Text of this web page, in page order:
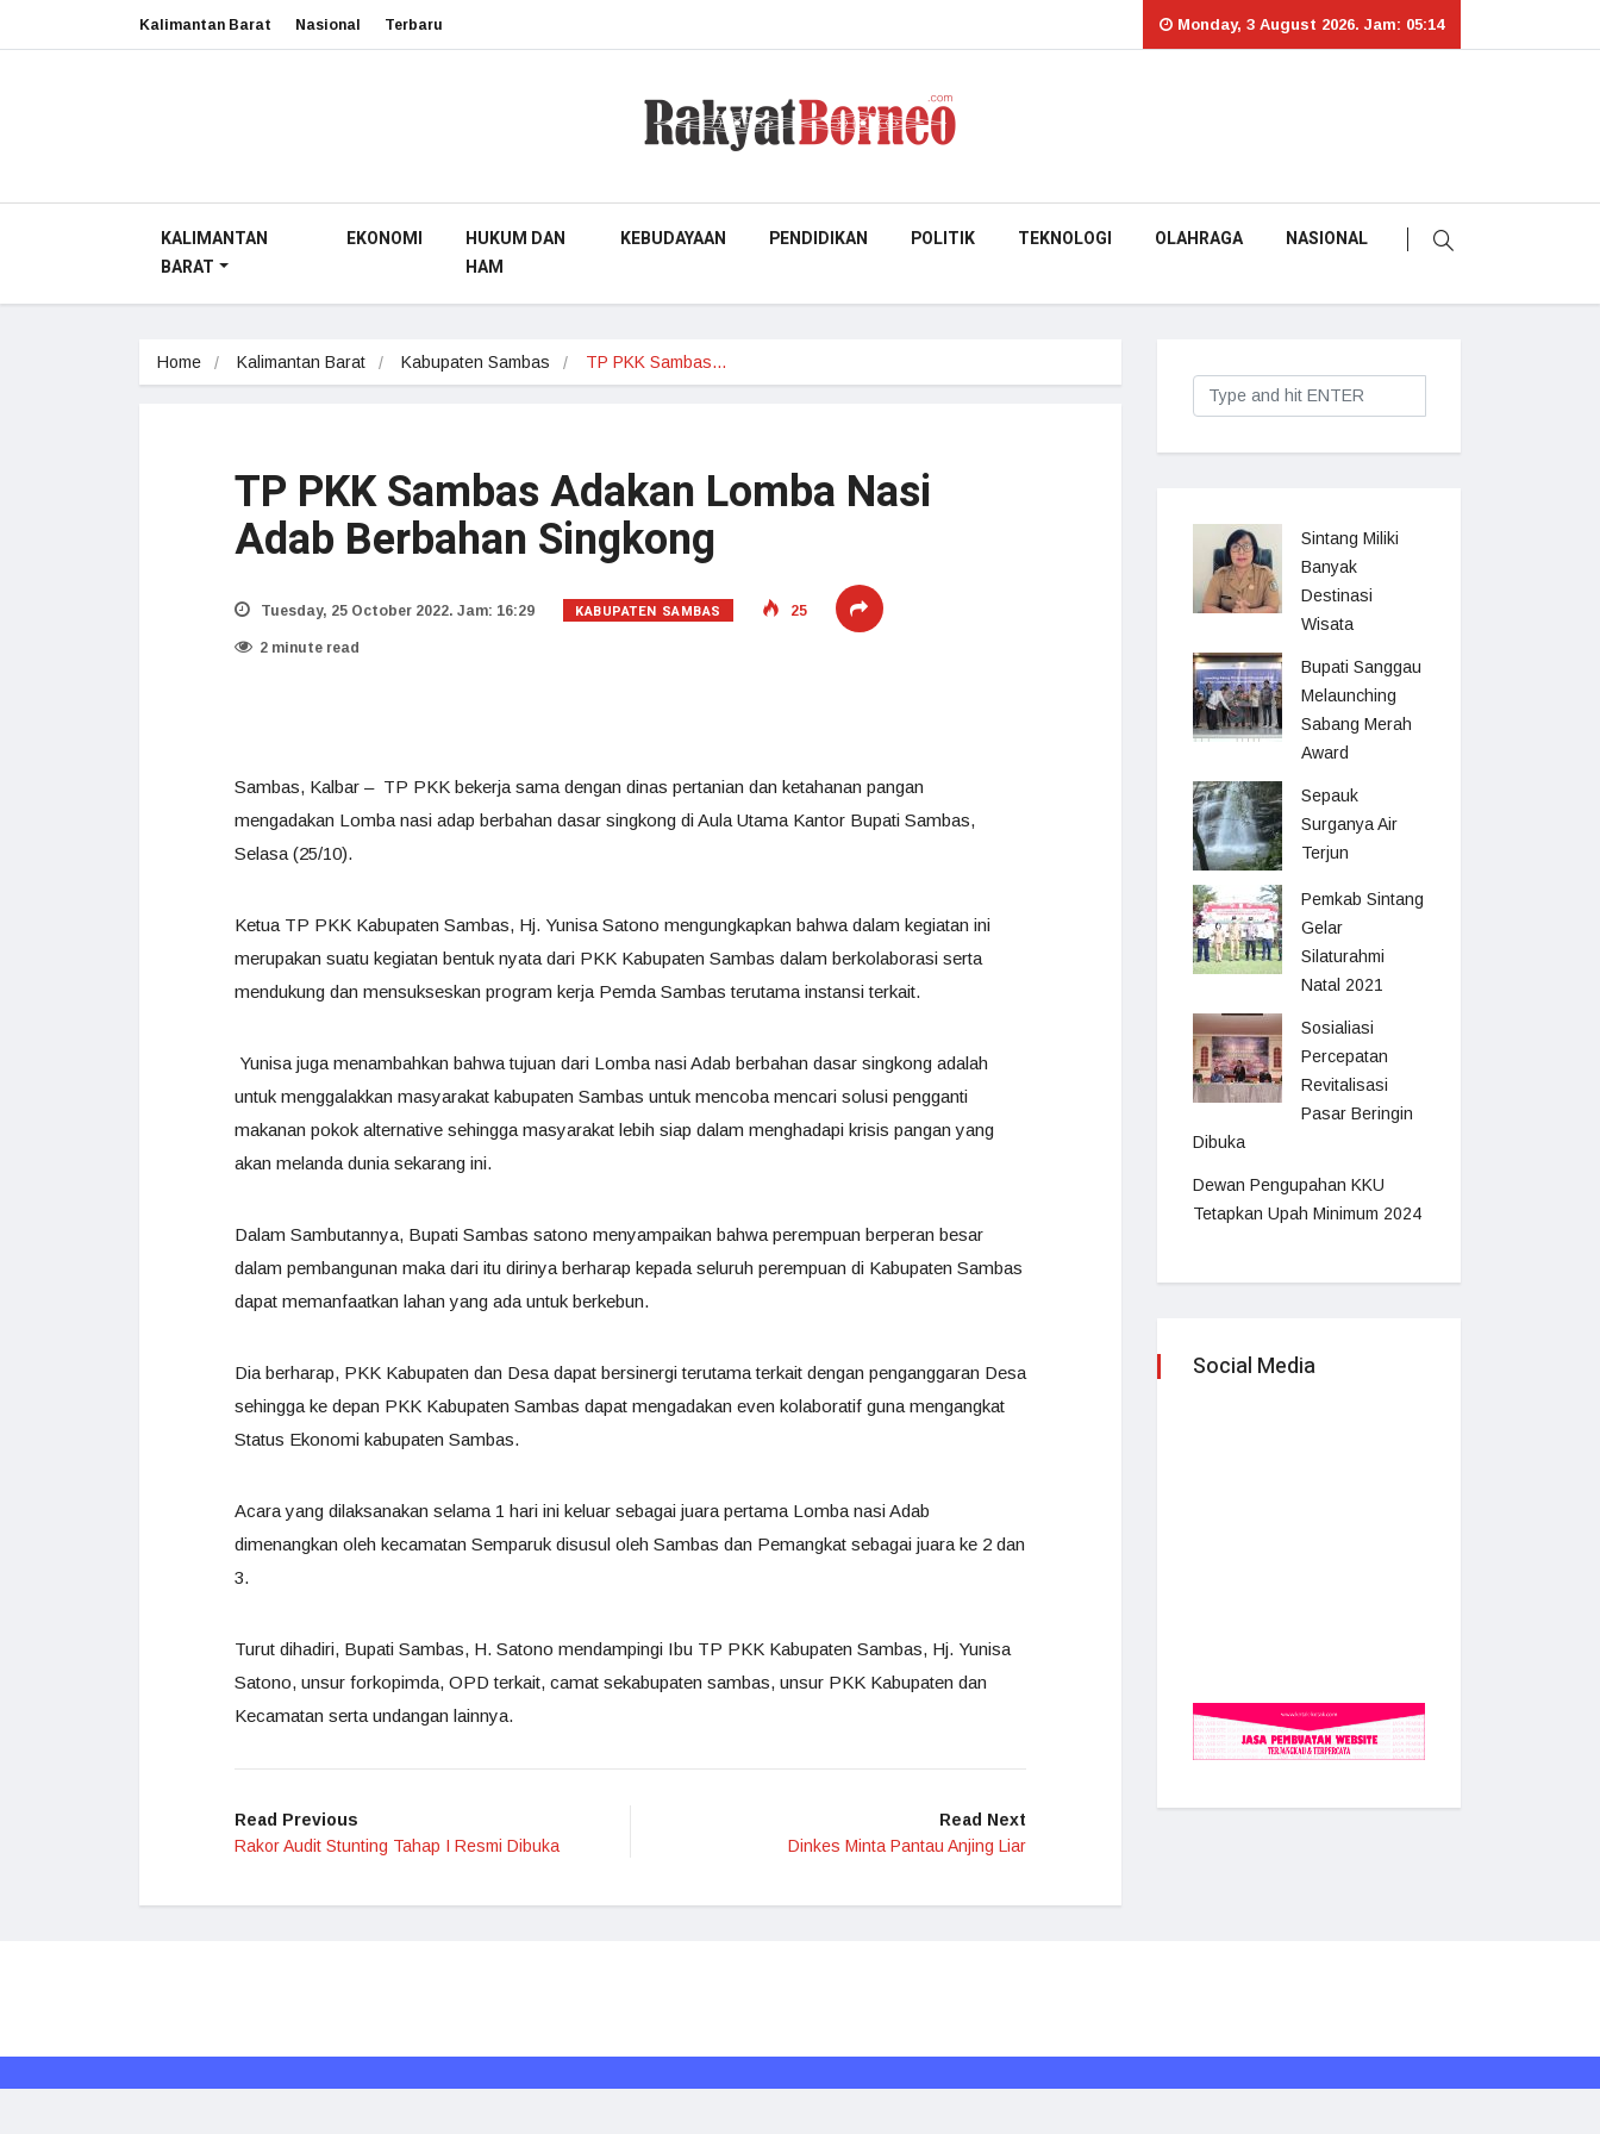
Kalimantan Barat Nasional Terbaru Monday, 3 August 2026. Jam: 05:14
KALIMANTAN
BARAT
EKONOMI
HUKUM DAN
HAM
KEBUDAYAAN PENDIDIKAN POLITIK TEKNOLOGI OLAHRAGA NASIONAL
Home Kalimantan Barat Kabupaten Sambas TP PKK Sambas…
TP PKK Sambas Adakan Lomba Nasi
Adab Berbahan Singkong
Tuesday, 25 October 2022. Jam: 16:29 KABUPATEN SAMBAS 25
2 minute read
Sambas, Kalbar – TP PKK bekerja sama dengan dinas pertanian dan ketahanan pangan
mengadakan Lomba nasi adap berbahan dasar singkong di Aula Utama Kantor Bupati Sambas,
Selasa (25/10).
Ketua TP PKK Kabupaten Sambas, Hj. Yunisa Satono mengungkapkan bahwa dalam kegiatan ini
merupakan suatu kegiatan bentuk nyata dari PKK Kabupaten Sambas dalam berkolaborasi serta
mendukung dan mensukseskan program kerja Pemda Sambas terutama instansi terkait.
Yunisa juga menambahkan bahwa tujuan dari Lomba nasi Adab berbahan dasar singkong adalah
untuk menggalakkan masyarakat kabupaten Sambas untuk mencoba mencari solusi pengganti
makanan pokok alternative sehingga masyarakat lebih siap dalam menghadapi krisis pangan yang
akan melanda dunia sekarang ini.
Dalam Sambutannya, Bupati Sambas satono menyampaikan bahwa perempuan berperan besar
dalam pembangunan maka dari itu dirinya berharap kepada seluruh perempuan di Kabupaten Sambas
dapat memanfaatkan lahan yang ada untuk berkebun.
Dia berharap, PKK Kabupaten dan Desa dapat bersinergi terutama terkait dengan penganggaran Desa
sehingga ke depan PKK Kabupaten Sambas dapat mengadakan even kolaboratif guna mengangkat
Status Ekonomi kabupaten Sambas.
Acara yang dilaksanakan selama 1 hari ini keluar sebagai juara pertama Lomba nasi Adab
dimenangkan oleh kecamatan Semparuk disusul oleh Sambas dan Pemangkat sebagai juara ke 2 dan
3.
Turut dihadiri, Bupati Sambas, H. Satono mendampingi Ibu TP PKK Kabupaten Sambas, Hj. Yunisa
Satono, unsur forkopimda, OPD terkait, camat sekabupaten sambas, unsur PKK Kabupaten dan
Kecamatan serta undangan lainnya.
Read Previous
Rakor Audit Stunting Tahap I Resmi Dibuka
Read Next
Dinkes Minta Pantau Anjing Liar
Sintang Miliki
Banyak
Destinasi
Wisata
Bupati Sanggau
Melaunching
Sabang Merah
Award
Sepauk
Surganya Air
Terjun
Pemkab Sintang
Gelar
Silaturahmi
Natal 2021
Sosialiasi
Percepatan
Revitalisasi
Pasar Beringin
Dibuka
Dewan Pengupahan KKU
Tetapkan Upah Minimum 2024
Social Media